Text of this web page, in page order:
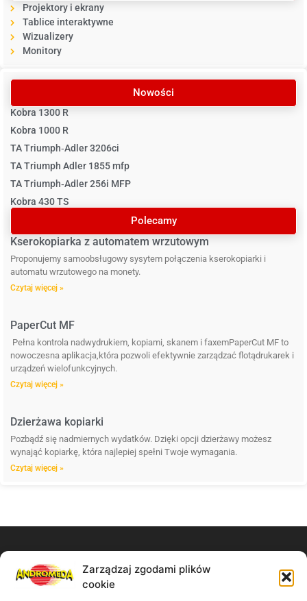
Zarządzaj zgodami plików
cookie
Projektory i ekrany
Tablice interaktywne
Wizualizery
Monitory
Nowości
Kobra 1300 R
Kobra 1000 R
TA Triumph‐Adler 3206ci
TA Triumph Adler 1855 mfp
TA Triumph‐Adler 256i MFP
Kobra 430 TS
Polecamy
Kserokopiarka z automatem wrzutowym
Proponujemy samoobsługowy sysytem połączenia kserokopiarki i
automatu wrzutowego na monety.
Czytaj więcej »
PaperCut MF
Pełna kontrola nadwydrukiem, kopiami, skanem i faxemPaperCut MF to
nowoczesna aplikacja,która pozwoli efektywnie zarządzać flotądrukarek i
urządzeń wielofunkcyjnych.
Czytaj więcej »
Dzierżawa kopiarki
Pozbądź się nadmiernych wydatków. Dzięki opcji dzierżawy możesz
wynająć kopiarkę, która najlepiej spełni Twoje wymagania.
Czytaj więcej »
Zadzwoń do nas: